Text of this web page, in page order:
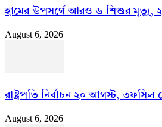
হামের উপসর্গে আরও ৬ শিশুর মৃত্যু,
August 6, 2026
রাষ্ট্রপতি নির্বাচন ২০ আগস্ট, তফসিল
August 6, 2026